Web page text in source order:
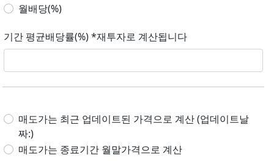
월배당(%)
기간 평균배당률(%) *재투자로 계산됩니다
매도가는 최근 업데이트된 가격으로 계산 (업데이트날
짜:)
매도가는 종료기간 월말가격으로 계산